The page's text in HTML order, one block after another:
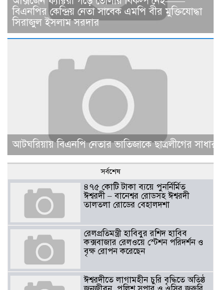
বিএনপির কেন্দ্রিয় নেতা সাবেক এমপি বীর মুক্তিযোদ্ধা
সিরাজুল ইসলাম সরদার
আটঘরিয়ায় বিএনপি নেতার ভাতিজাকে ছাত্রলীগের
সর্বশেষ
৪৭৫ কোটি টাকা ব্যয়ে পুনর্নির্মিত
ঈশ্বরদী – বানেশ্বর রোডসহ ঈশ্বরদী
তালতলা রোডের বেহালদশা
রেলপ্রতিমন্ত্রী হাবিবুর রশিদ হাবিব
কক্সবাজার রেলওয়ে স্টেশন পরিদর্শন ও
বৃক্ষ রোপন করেছেন
ঈশ্বরদীতে লাগামহীন চুরি বৃদ্ধিতে অতিষ্ঠ